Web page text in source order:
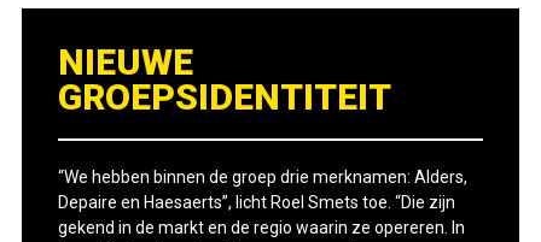
NIEUWE
GROEPSIDENTITEIT
“We hebben binnen de groep drie merknamen: Alders,
Depaire en Haesaerts”, licht Roel Smets toe. “Die zijn
gekend in de markt en de regio waarin ze opereren. In